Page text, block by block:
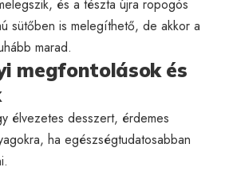
és a tészta újra ropogós
sütőben is melegíthető, de akkor a
marad.
megfontolások és
élvezetes desszert, érdemes
ha egészségtudatosabban